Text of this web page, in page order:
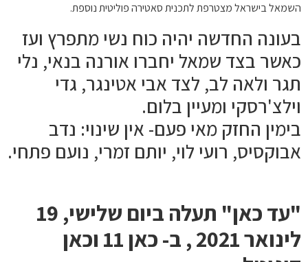
השמאל בישראל מצטרפת לתכנית סאטירה פוליטית נוספת.
בעונה החדשה יהיה כוח נשי מתפרץ ועז
כאשר בצד שמאל יחברו אורנה בנאי, נלי
תגר ולאה לב, לצד אבי אטינגר, גדי
וילצ'רסקי ומעיין בלום.
בימין החזק מאי פעם- אין שינוי: נדב
אבוקסיס, רועי לוי, יותם זמרי, נועם פתחי.
"עד כאן" תעלה ביום שלישי, 19
לינואר 2021 , ב- כאן 11 וכאן